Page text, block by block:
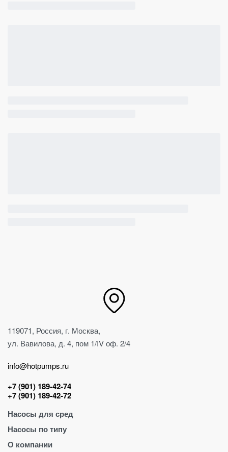
119071, Россия, г. Москва,
ул. Вавилова, д. 4, пом 1/IV оф. 2/4
info@hotpumps.ru
+7 (901) 189-42-74
+7 (901) 189-42-72
Насосы для сред
Для абразива
Для воды
Насосы по типу
Винтовые насосы
О компании